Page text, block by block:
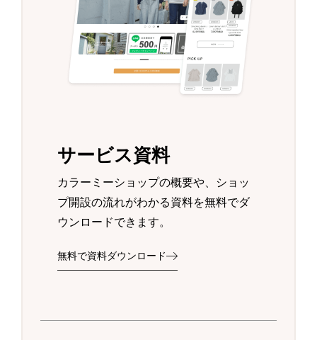
サービス資料
カラーミーショップの概要や、ショッ
プ開設の流れがわかる資料を無料でダ
ウンロードできます。
無料で資料ダウンロード